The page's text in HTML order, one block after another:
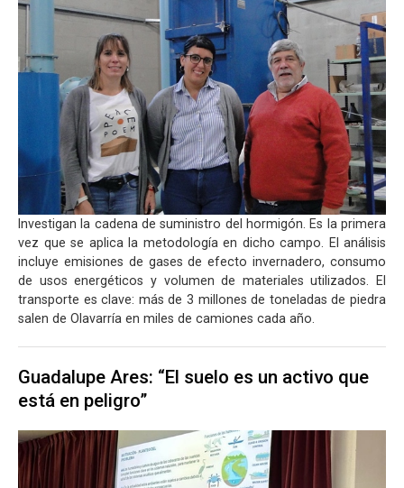
Investigan la cadena de suministro del hormigón. Es la primera
vez que se aplica la metodología en dicho campo. El análisis
incluye emisiones de gases de efecto invernadero, consumo
de usos energéticos y volumen de materiales utilizados. El
transporte es clave: más de 3 millones de toneladas de piedra
salen de Olavarría en miles de camiones cada año.
Guadalupe Ares: “El suelo es un activo que
está en peligro”